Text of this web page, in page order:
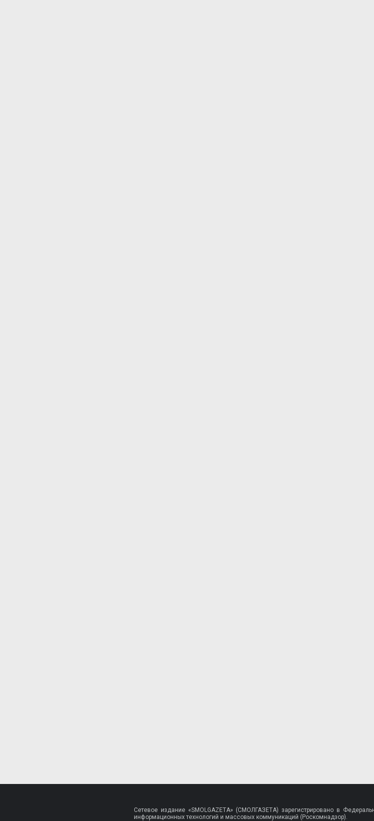
Сетевое издание «SMOLGAZETA» (СМОЛГАЗЕТА) зарегистрировано в
информационных технологий и массовых коммуникаций (Роскомнадзор).